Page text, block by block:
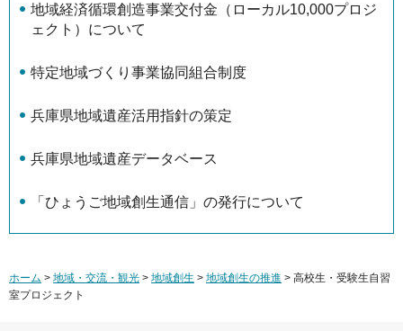
地域経済循環創造事業交付金（ローカル10,000プロジ
ェクト）について
特定地域づくり事業協同組合制度
兵庫県地域遺産活用指針の策定
兵庫県地域遺産データベース
「ひょうご地域創生通信」の発行について
ホーム > 地域・交流・観光 > 地域創生 > 地域創生の推進 > 高校生・受験生自習
室プロジェクト